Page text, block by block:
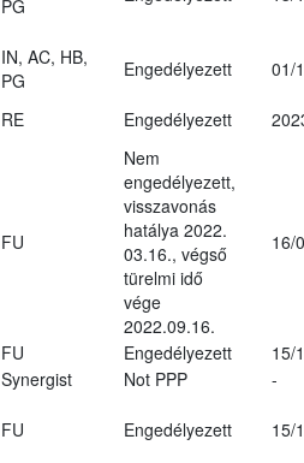
PG
IN, AC, HB,
PG
Engedélyezett
01/
RE Engedélyezett
FU
Nem
engedélyezett,
visszavonás
hatálya 2022.
03.16., végső
türelmi idő
vége
2022.09.16.
16/
FU Engedélyezett
15/
Synergist Not PPP
-
FU Engedélyezett 15/